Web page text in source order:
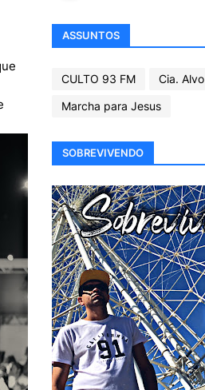
ASSUNTOS
CULTO 93 FM Cia. Alvo
Marcha para Jesus
SOBREVIVENDO